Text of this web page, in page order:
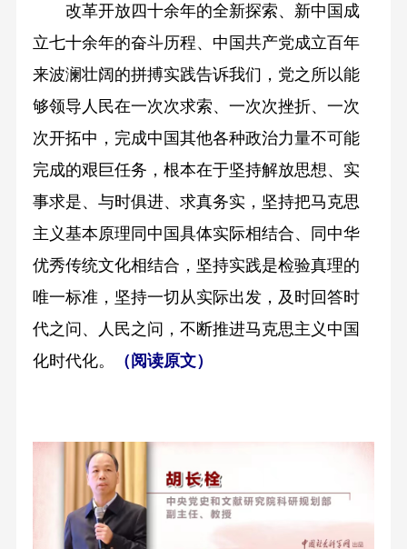
改革开放四十余年的全新探索、新中国成
立七十余年的奋斗历程、中国共产党成立百年
来波澜壮阔的拼搏实践告诉我们，党之所以能
够领导人民在一次次求索、一次次挫折、一次
次开拓中，完成中国其他各种政治力量不可能
完成的艰巨任务，根本在于坚持解放思想、实
事求是、与时俱进、求真务实，坚持把马克思
主义基本原理同中国具体实际相结合、同中华
优秀传统文化相结合，坚持实践是检验真理的
唯一标准，坚持一切从实际出发，及时回答时
代之问、人民之问，不断推进马克思主义中国
化时代化。
（阅读原文）